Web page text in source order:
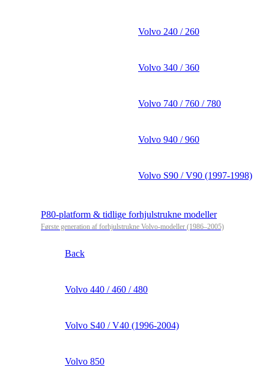
Volvo 240 / 260
Volvo 340 / 360
Volvo 740 / 760 / 780
Volvo 940 / 960
Volvo S90 / V90 (1997-1998)
P80-platform & tidlige forhjulstrukne modeller
Første generation af forhjulstrukne Volvo-modeller (1986–2005)
Back
Volvo 440 / 460 / 480
Volvo S40 / V40 (1996-2004)
Volvo 850